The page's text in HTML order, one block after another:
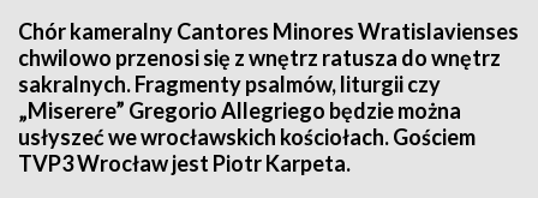
Chór kameralny Cantores Minores Wratislavienses
chwilowo przenosi się z wnętrz ratusza do wnętrz
sakralnych. Fragmenty psalmów, liturgii czy
„Miserere” Gregorio Allegriego będzie można
usłyszeć we wrocławskich kościołach. Gościem
TVP3 Wrocław jest Piotr Karpeta.